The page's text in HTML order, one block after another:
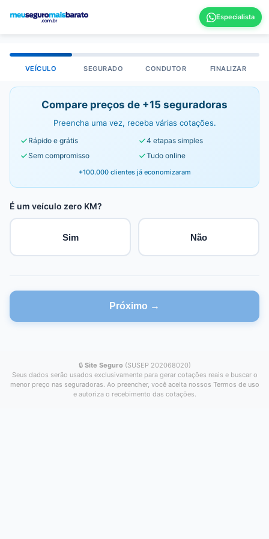
VEÍCULO SEGURADO CONDUTOR FINALIZAR
Compare preços de +15 seguradoras
Preencha uma vez, receba várias cotações.
Rápido e grátis
4 etapas simples
Sem compromisso
Tudo online
+100.000 clientes já economizaram
É um veículo zero KM?
Sim Não
Próximo →
🔒 Site Seguro (SUSEP 202068020)
Seus dados serão usados exclusivamente para gerar cotações reais e buscar o
menor preço nas seguradoras. Ao preencher, você aceita nossos Termos de uso
e autoriza o recebimento das cotações.